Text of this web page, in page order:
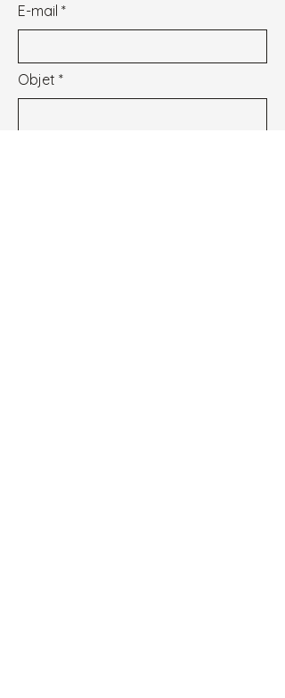
E-mail
Objet